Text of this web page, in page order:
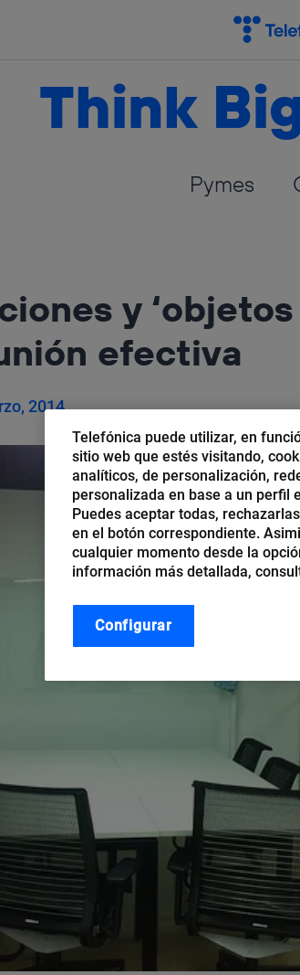
Think
Pymes
y ‘objetos
efectiva
2014
Telefónica puede utilizar, en
sitio web que estés visitando,
analíticos, de personalización,
personalizada en base a un perfil
Puedes aceptar todas,
en el botón correspondiente.
cualquier momento desde la
información más detallada,
Configurar